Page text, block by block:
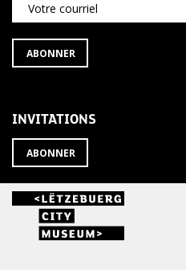
Votre courriel
S'ABONNER
À
ABONNER
INVITATIONS
ABONNER